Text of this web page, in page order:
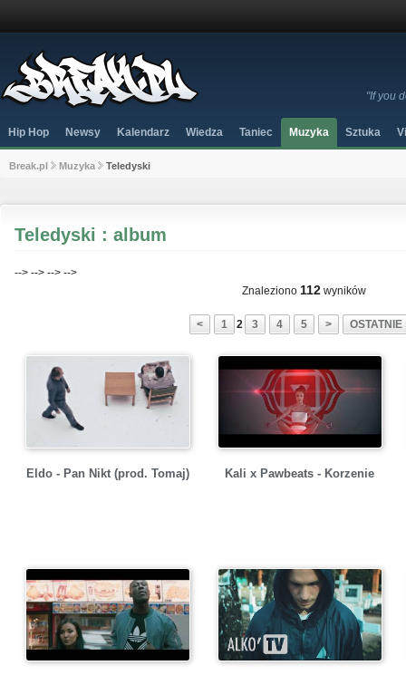
"If you
Hip Hop Newsy Kalendarz Wiedza Taniec Muzyka Sztuka
Break.pl Muzyka Teledyski
Teledyski : album
--> --> --> -->
Znaleziono 112wyników
< 1 2 3 4 5 > OSTATNIE
Eldo - Pan Nikt (prod. Tomaj) Kali x Pawbeats - Korzenie